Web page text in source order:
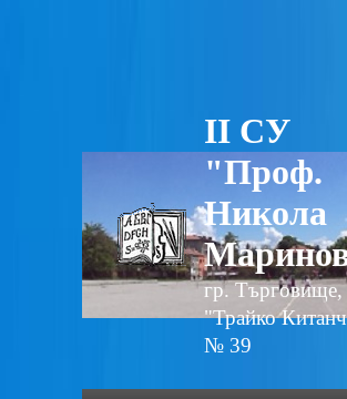
II СУ
"Проф.
Никола
гр. Търговище,
"Трайко
№ 39